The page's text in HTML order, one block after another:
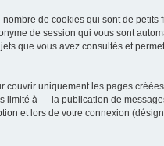
de cookies qui sont de petits
de session qui vous sont
que vous avez consultés et
couvrir uniquement les pages
limité à — la publication de
et lors de votre connexion